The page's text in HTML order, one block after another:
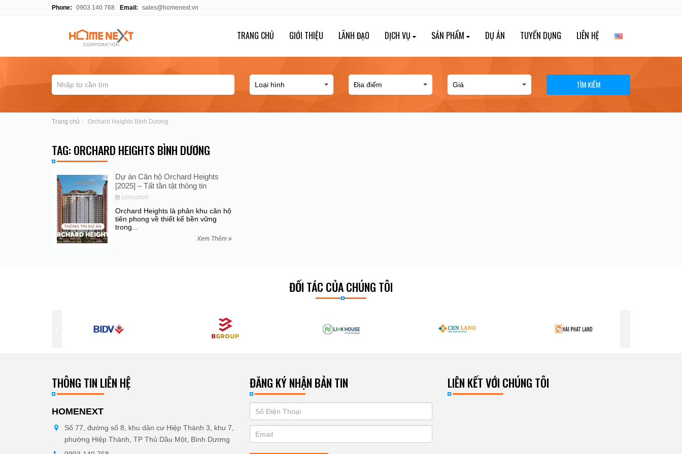
Phone: 0903 140 768 Email: sales@homenext.vn
TRANG CHỦ GIỚI THIỆU LÃNH ĐẠO DỊCH VỤ SẢN PHẨM DỰ ÁN TUYỂN DỤNG LIÊN HỆ
TÌM KIẾM
Trang chủ Orchard Heights Bình Dương
TAG: ORCHARD HEIGHTS BÌNH DƯƠNG
Dự án Căn hộ Orchard Heights
[2025] – Tất tần tật thông tin
12/02/2025
Orchard Heights là phân khu căn hộ
tiên phong về thiết kế bền vững
trong...
Xem Thêm
ĐỐI TÁC CỦA CHÚNG TÔI
THÔNG TIN LIÊN HỆ
HOMENEXT
Số 77, đường số 8, khu dân cư Hiệp Thành 3, khu 7,
phường Hiệp Thành, TP Thủ Dầu Một, Bình Dương
ĐĂNG KÝ NHẬN BẢN TIN
ĐĂNG
KÝ
NHẬN
you
are
human,
LIÊN KẾT VỚI CHÚNG TÔI